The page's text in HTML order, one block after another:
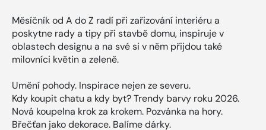
Měsíčník od A do Z radí při zařizování interiéru a
poskytne rady a tipy při stavbě domu, inspiruje v
oblastech designu a na své si v něm přijdou také
milovníci květin a zeleně.
Umění pohody. Inspirace nejen ze severu.
Kdy koupit chatu a kdy byt? Trendy barvy roku 2026.
Nová koupelna krok za krokem. Pozvánka na hory.
Břečťan jako dekorace. Balíme dárky.